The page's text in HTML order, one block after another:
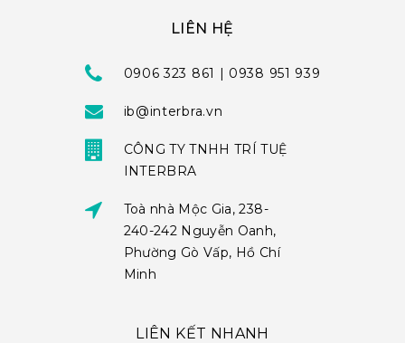
LIÊN HỆ
0906 323 861 | 0938 951 939
ib@interbra.vn
CÔNG TY TNHH TRÍ TUỆ
INTERBRA
Toà nhà Mộc Gia, 238-
240-242 Nguyễn Oanh,
Phường Gò Vấp, Hồ Chí
Minh
LIÊN KẾT NHANH